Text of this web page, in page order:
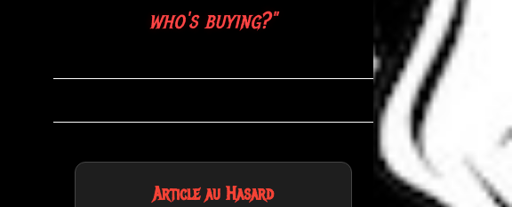
who's buying?"
Article au Hasard